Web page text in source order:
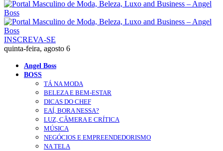
INSCREVA-SE
quinta-feira, agosto 6
Angel Boss
BOSS
TÁ NA MODA
BELEZA E BEM-ESTAR
DICAS DO CHEF
EAÍ, BORA NESSA?
LUZ, CÂMERA E CRÍTICA
MÚSICA
NEGÓCIOS E EMPREENDEDORISMO
NA TELA